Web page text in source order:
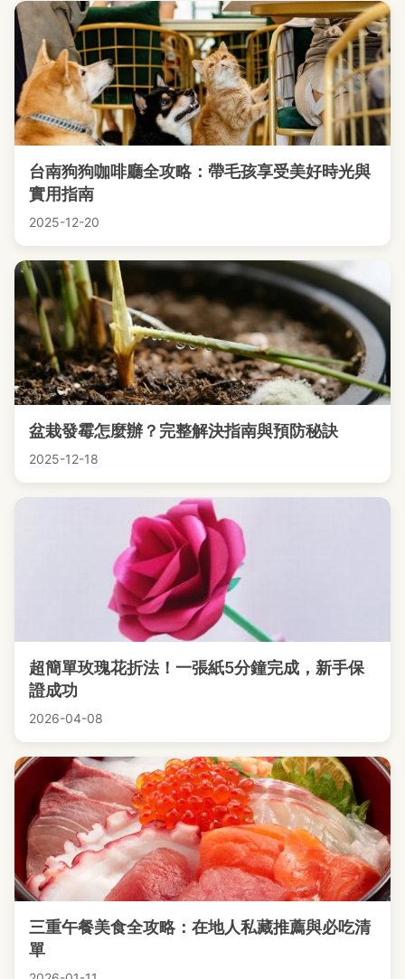
台南狗狗咖啡廳全攻略：帶毛孩享受美好時光與
實用指南
2025-12-20
盆栽發霉怎麼辦？完整解決指南與預防秘訣
2025-12-18
超簡單玫瑰花折法！一張紙5分鐘完成，新手保
證成功
2026-04-08
三重午餐美食全攻略：在地人私藏推薦與必吃清
單